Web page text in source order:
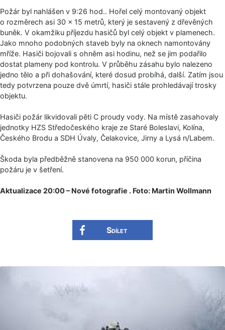
Požár byl nahlášen v 9:26 hod.. Hořel celý montovaný objekt
o rozměrech asi 30 × 15 metrů, který je sestavený z dřevěných
buněk. V okamžiku příjezdu hasičů byl celý objekt v plamenech.
Jako mnoho podobných staveb byly na oknech namontovány
mříže. Hasiči bojovali s ohněm asi hodinu, než se jim podařilo
dostat plameny pod kontrolu. V průběhu zásahu bylo nalezeno
jedno tělo a při dohašování, které dosud probíhá, další. Zatím jsou
tedy potvrzena pouze dvě úmrtí, hasiči stále prohledávají trosky
objektu.
Hasiči požár likvidovali pěti C proudy vody. Na místě zasahovaly
jednotky HZS Středočeského kraje ze Staré Boleslavi, Kolína,
Českého Brodu a SDH Úvaly, Čelakovice, Jirny a Lysá n/Labem.
Škoda byla předběžně stanovena na 950 000 korun, příčina
požáru je v šetření.
Aktualizace 20:00 – Nové fotografie . Foto: Martin Wollmann
Sdílet